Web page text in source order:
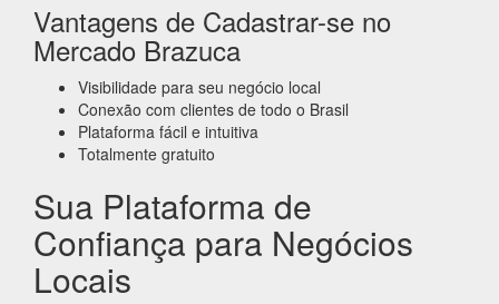
Vantagens de Cadastrar-se no
Mercado Brazuca
Visibilidade para seu negócio local
Conexão com clientes de todo o Brasil
Plataforma fácil e intuitiva
Totalmente gratuito
Sua Plataforma de
Confiança para Negócios
Locais